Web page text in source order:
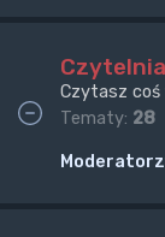
Czytelnia
Czytasz
Tematy: 28